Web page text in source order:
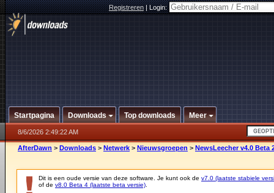
Registreren|Login:
Startpagina Downloads Top downloads Meer
8/6/2026 2:49:22 AM
AfterDawn > Downloads > Netwerk > Nieuwsgroepen > NewsLeecher v4.0 Beta
Dit is een oude versie van deze software. Je kunt ook de v7.0 (laatste stabiele
of de v8.0 Beta 4 (laatste beta versie)